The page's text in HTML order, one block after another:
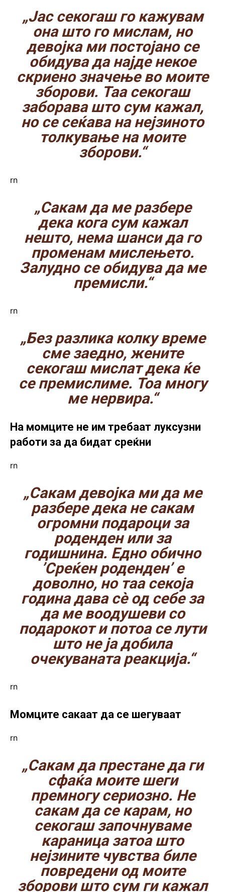
„Јас секогаш го кажувам
она што го мислам, но
девојка ми постојано се
обидува да најде некое
скриено значење во моите
зборови. Таа секогаш
заборава што сум кажал,
но се сеќава на нејзиното
толкување на моите
зборови.“
rn
„Сакам да ме разбере
дека кога сум кажал
нешто, нема шанси да го
променам мислењето.
Залудно се обидува да ме
премисли.“
rn
„Без разлика колку време
сме заедно, жените
секогаш мислат дека ќе
се премислиме. Тоа многу
ме нервира.“
На момците не им требаат луксузни
работи за да бидат среќни
rn
„Сакам девојка ми да ме
разбере дека не сакам
огромни подароци за
роденден или за
годишнина. Едно обично
’Среќен роденден’ е
доволно, но таа секоја
година дава сѐ од себе за
да ме воодушеви со
подарокот и потоа се лути
што не ја добила
очекуваната реакција.“
rn
Момците сакаат да се шегуваат
rn
„Сакам да престане да ги
сфаќа моите шеги
премногу сериозно. Не
сакам да се карам, но
секогаш започнуваме
караница затоа што
нејзините чувства биле
повредени од моите
зборови што сум ги кажал